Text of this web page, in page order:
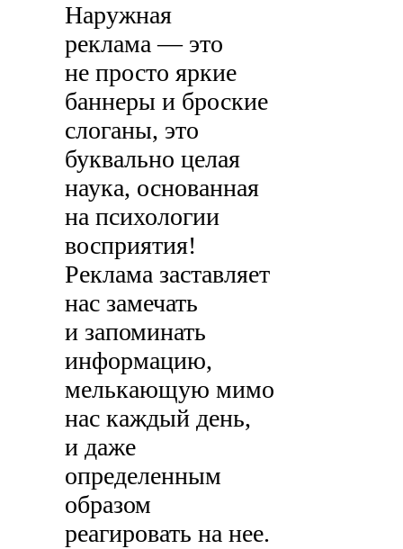
Наружная
реклама — это
не просто яркие
баннеры и броские
слоганы, это
буквально целая
наука, основанная
на психологии
восприятия!
Реклама заставляет
нас замечать
и запоминать
информацию,
мелькающую мимо
нас каждый день,
и даже
определенным
образом
реагировать на нее.